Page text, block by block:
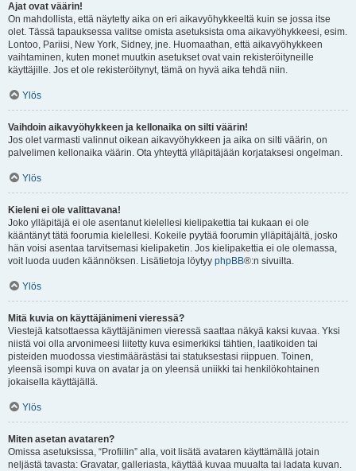
Ajat ovat väärin!
On mahdollista, että näytetty aika on eri aikavyöhykkeeltä kuin se jossa itse
olet. Tässä tapauksessa valitse omista asetuksista oma aikavyöhykkeesi, esim.
Lontoo, Pariisi, New York, Sidney, jne. Huomaathan, että aikavyöhykkeen
vaihtaminen, kuten monet muutkin asetukset ovat vain rekisteröityneille
käyttäjille. Jos et ole rekisteröitynyt, tämä on hyvä aika tehdä niin.
Ylös
Vaihdoin aikavyöhykkeen ja kellonaika on silti väärin!
Jos olet varmasti valinnut oikean aikavyöhykkeen ja aika on silti väärin, on
palvelimen kellonaika väärin. Ota yhteyttä ylläpitäjään korjataksesi ongelman.
Ylös
Kieleni ei ole valittavana!
Joko ylläpitäjä ei ole asentanut kielellesi kielipakettia tai kukaan ei ole
kääntänyt tätä foorumia kielellesi. Kokeile pyytää foorumin ylläpitäjältä, josko
hän voisi asentaa tarvitsemasi kielipaketin. Jos kielipakettia ei ole olemassa,
voit luoda uuden käännöksen. Lisätietoja löytyy phpBB®:n sivuilta.
Ylös
Mitä kuvia on käyttäjänimeni vieressä?
Viestejä katsottaessa käyttäjänimen vieressä saattaa näkyä kaksi kuvaa. Yksi
niistä voi olla arvonimeesi liitetty kuva esimerkiksi tähtien, laatikoiden tai
pisteiden muodossa viestimäärästäsi tai statuksestasi riippuen. Toinen,
yleensä isompi kuva on avatar ja on yleensä uniikki tai henkilökohtainen
jokaisella käyttäjällä.
Ylös
Miten asetan avataren?
Omissa asetuksissa, “Profiilin” alla, voit lisätä avataren käyttämällä jotain
neljästä tavasta: Gravatar, galleriasta, käyttää kuvaa muualta tai ladata kuvan.